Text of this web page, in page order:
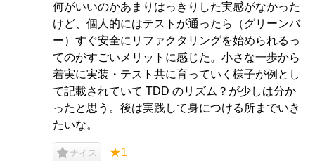
何がいいのかあまりはっきりした実感がなかった
けど、個人的にはテストが通ったら（グリーンバ
ー）すぐ安全にリファクタリングを始められるっ
てのがすごいメリットに感じた。小さな一歩から
着実に実装・テスト共に育っていく様子が例とし
て記載されていて TDD のリズム？が少しは分か
ったと思う。後は実践して身につける所までいき
たいな。
ナイス ★1